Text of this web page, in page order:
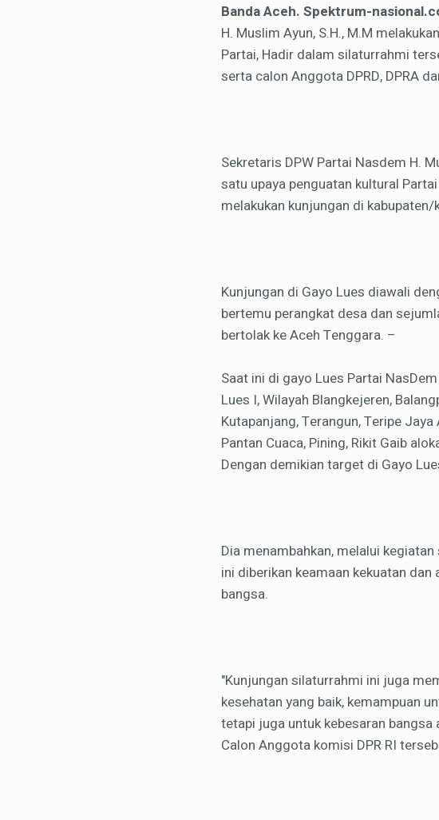
Banda Aceh. Spektrum-
H. Muslim Ayun, S.H., M.M
Partai, Hadir dalam silaturrahmi
serta calon Anggota DPRD, DPRA
Sekretaris DPW Partai Nasdem H.
satu upaya penguatan kultural
melakukan kunjungan di
Kunjungan di Gayo Lues diawali
bertemu perangkat desa dan
bertolak ke Aceh Tenggara. –
Saat ini di gayo Lues Partai
Lues I, Wilayah Blangkejeren,
Kutapanjang, Terangun, Teripe
Pantan Cuaca, Pining, Rikit Gaib
Dengan demikian target di Gayo
Dia menambahkan, melalui
ini diberikan keamaan kekuatan
bangsa.
"Kunjungan silaturrahmi ini juga
kesehatan yang baik, kemampuan
tetapi juga untuk kebesaran
Calon Anggota komisi DPR RI